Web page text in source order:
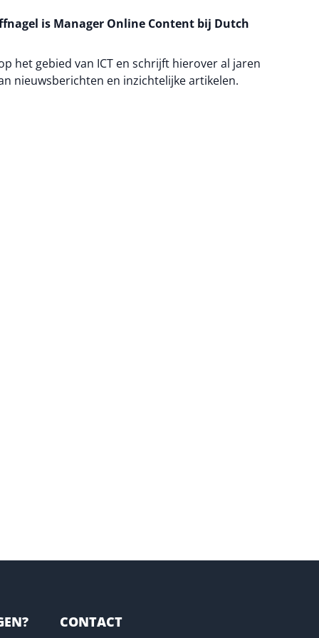
is Manager Online Content bij Dutch
het gebied van ICT en schrijft hierover al jaren
nieuwsberichten en inzichtelijke artikelen.
CONTACT